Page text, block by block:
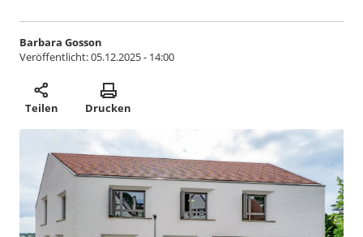
Barbara Gosson
Veröffentlicht:05.12.2025 - 14:00
Teilen Drucken